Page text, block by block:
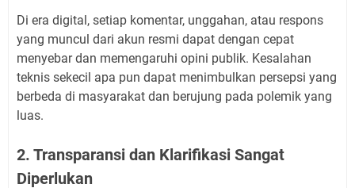
Di era digital, setiap komentar, unggahan, atau respons
yang muncul dari akun resmi dapat dengan cepat
menyebar dan memengaruhi opini publik. Kesalahan
teknis sekecil apa pun dapat menimbulkan persepsi yang
berbeda di masyarakat dan berujung pada polemik yang
luas.
2. Transparansi dan Klarifikasi Sangat
Diperlukan